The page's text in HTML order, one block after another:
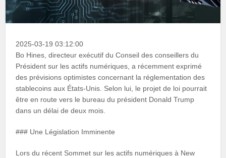
2025-03-19 03:12:00
Bo Hines, directeur exécutif du Conseil des conseillers du
Président sur les actifs numériques, a récemment exprimé
des prévisions optimistes concernant la réglementation des
stablecoins aux États-Unis. Selon lui, le projet de loi pourrait
être en route vers le bureau du président Donald Trump
dans un délai de deux mois.
### Une Législation Imminente
Lors du récent Sommet sur les actifs numériques à New